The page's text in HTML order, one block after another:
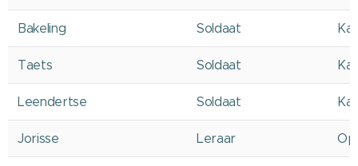
Bakeling Soldaat
Taets Soldaat
Leendertse Soldaat
Jorisse Leraar Op